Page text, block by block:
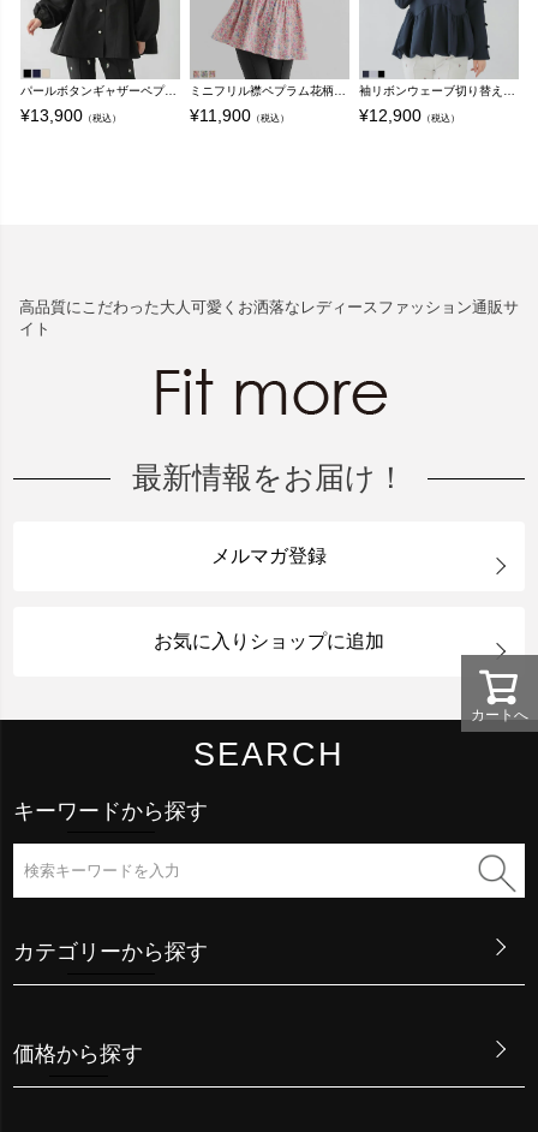
パールボタンギャザーペプラムジャケット【宅配便】
¥13,900 （税込） ¥11,900 （税込） ¥12,900 （税込）
カートへ
高品質にこだわった大人可愛くお洒落なレディースファッション通販サ
イト
最新情報をお届け！
メルマガ登録
お気に入りショップに追加
SEARCH
キーワードから探す
カテゴリーから探す
価格から探す